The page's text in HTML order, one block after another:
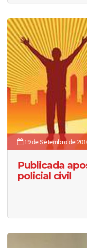
19 de Setembro de
Publicada
policial civil